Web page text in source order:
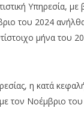
Υπηρεσία,
του 2024
μήνα του
η κατά
τον Νοέμβριο